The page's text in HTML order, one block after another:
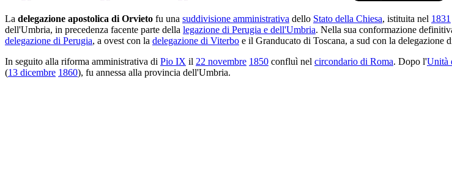
La delegazione apostolica di Orvieto fu una suddivisione amministrativa dello Stato della Chiesa, istituita nel 1831
dell'Umbria, in precedenza facente parte della legazione di Perugia e dell'Umbria. Nella sua conformazione
delegazione di Perugia, a ovest con la delegazione di Viterbo e il Granducato di Toscana, a sud con la delegazione
In seguito alla riforma amministrativa di Pio IX il 22 novembre 1850 confluì nel circondario di Roma. Dopo l'Unità
(13 dicembre 1860), fu annessa alla provincia dell'Umbria.